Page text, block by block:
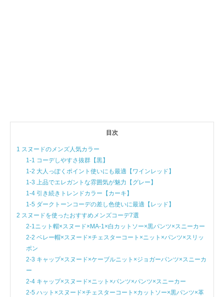
目次
1 スヌードのメンズ人気カラー
1-1 コーデしやすさ抜群【黒】
1-2 大人っぽくポイント使いにも最適【ワインレッド】
1-3 上品でエレガントな雰囲気が魅力【グレー】
1-4 引き続きトレンドカラー【カーキ】
1-5 ダークトーンコーデの差し色使いに最適【レッド】
2 スヌードを使ったおすすめメンズコーデ7選
2-1ニット帽×スヌード×MA-1×白カットソー×黒パンツ×スニーカー
2-2 ベレー帽×スヌード×チェスターコート×ニット×パンツ×スリッ
ポン
2-3 キャップ×スヌード×ケーブルニット×ジョガーパンツ×スニーカ
ー
2-4 キャップ×スヌード×ニット×パンツ×パンツ×スニーカー
2-5 ハット×スヌード×チェスターコート×カットソー×黒パンツ×革